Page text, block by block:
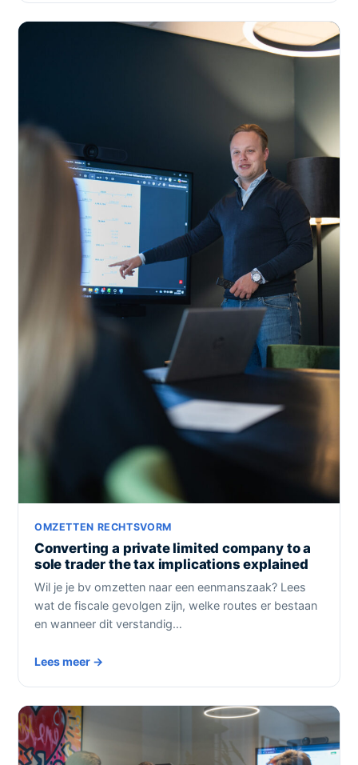
OMZETTEN RECHTSVORM
Converting a private limited company to a
sole trader the tax implications explained
Wil je je bv omzetten naar een eenmanszaak? Lees
wat de fiscale gevolgen zijn, welke routes er bestaan
en wanneer dit verstandig…
Lees meer →